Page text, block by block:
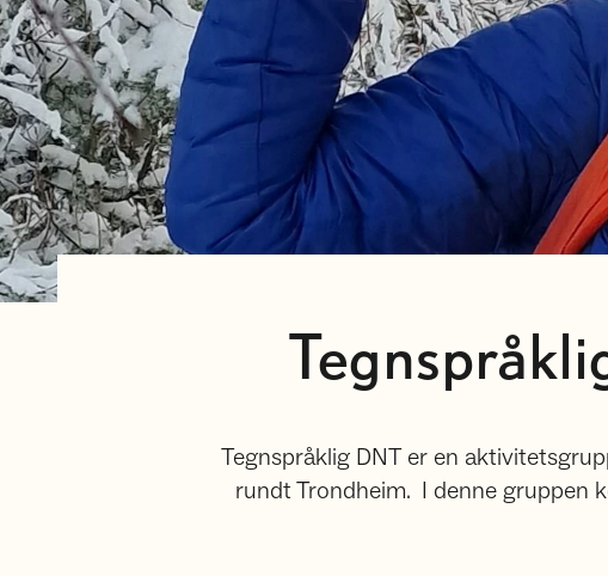
Tegnspråklig DNT er en
rundt Trondheim. I denne gruppen